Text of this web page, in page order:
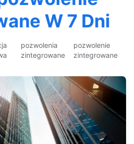
W 7 Dni
pozwolenia
zintegrowane
pozwolenie
zintegrowane